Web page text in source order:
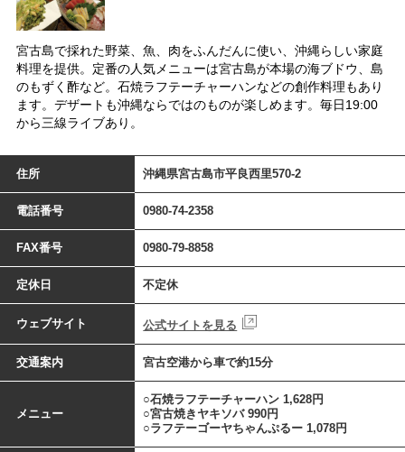
宮古島で採れた野菜、魚、肉をふんだんに使い、沖縄らしい家庭
料理を提供。定番の人気メニューは宮古島が本場の海ブドウ、島
のもずく酢など。石焼ラフテーチャーハンなどの創作料理もあり
ます。デザートも沖縄ならではのものが楽しめます。毎日19:00
から三線ライブあり。
住所 沖縄県宮古島市平良西里570-2
電話番号 0980-74-2358
FAX番号 0980-79-8858
定休日 不定休
ウェブサイト 公式サイトを見る
交通案内 宮古空港から車で約15分
メニュー
○石焼ラフテーチャーハン 1,628円
○宮古焼きヤキソバ 990円
○ラフテーゴーヤちゃんぷるー 1,078円